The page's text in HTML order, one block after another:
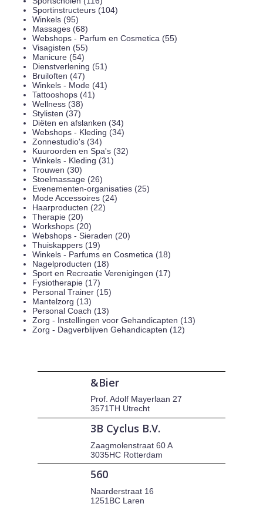
Sportinstructeurs (104)
Winkels (95)
Massages (68)
Webshops - Parfum en Cosmetica (55)
Visagisten (55)
Manicure (54)
Dienstverlening (51)
Bruiloften (47)
Winkels - Mode (41)
Tattooshops (41)
Wellness (38)
Stylisten (37)
Diëten en afslanken (34)
Webshops - Kleding (34)
Zonnestudio's (34)
Kuuroorden en Spa's (32)
Winkels - Kleding (31)
Trouwen (30)
Stoelmassage (26)
Evenementen-organisaties (25)
Mode Accessoires (24)
Haarproducten (22)
Therapie (20)
Workshops (20)
Webshops - Sieraden (20)
Thuiskappers (19)
Winkels - Parfums en Cosmetica (18)
Nagelproducten (18)
Sport en Recreatie Verenigingen (17)
Fysiotherapie (17)
Personal Trainer (15)
Mantelzorg (13)
Personal Coach (13)
Zorg - Instellingen voor Gehandicapten (13)
Zorg - Dagverblijven Gehandicapten (12)
&Bier
Prof. Adolf Mayerlaan 27
3571TH Utrecht
3B Cyclus B.V.
Zaagmolenstraat 60 A
3035HC Rotterdam
560
Naarderstraat 16
1251BC Laren